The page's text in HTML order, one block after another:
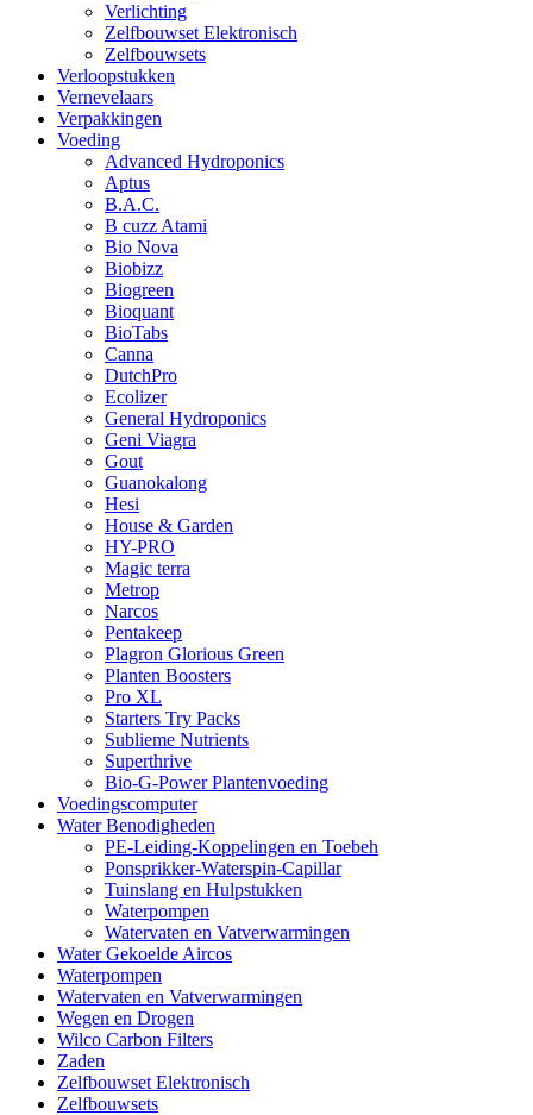
Verlichting
Zelfbouwset Elektronisch
Zelfbouwsets
Verloopstukken
Vernevelaars
Verpakkingen
Voeding
Advanced Hydroponics
Aptus
B.A.C.
B cuzz Atami
Bio Nova
Biobizz
Biogreen
Bioquant
BioTabs
Canna
DutchPro
Ecolizer
General Hydroponics
Geni Viagra
Gout
Guanokalong
Hesi
House & Garden
HY-PRO
Magic terra
Metrop
Narcos
Pentakeep
Plagron Glorious Green
Planten Boosters
Pro XL
Starters Try Packs
Sublieme Nutrients
Superthrive
Bio-G-Power Plantenvoeding
Voedingscomputer
Water Benodigheden
PE-Leiding-Koppelingen en Toebeh
Ponsprikker-Waterspin-Capillar
Tuinslang en Hulpstukken
Waterpompen
Watervaten en Vatverwarmingen
Water Gekoelde Aircos
Waterpompen
Watervaten en Vatverwarmingen
Wegen en Drogen
Wilco Carbon Filters
Zaden
Zelfbouwset Elektronisch
Zelfbouwsets